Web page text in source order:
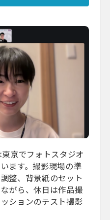
京でフォトスタジオ
ます。撮影現場の準
整、背景紙のセット
がら、休日は作品撮
ションのテスト撮影